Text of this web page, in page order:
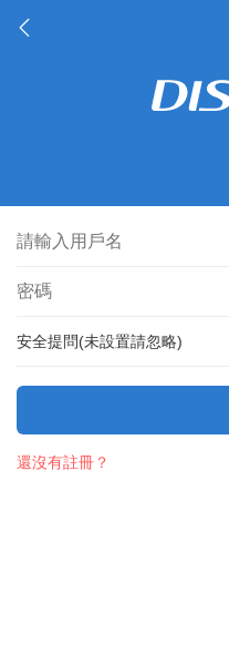
安全提問(未設置請忽略)
還沒有註冊？